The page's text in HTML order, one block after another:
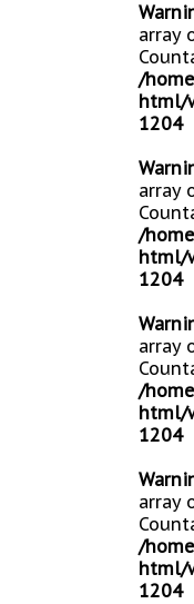
array
/
html/
1204
array
/
html/
1204
array
/
html/
1204
array
/
html/
1204